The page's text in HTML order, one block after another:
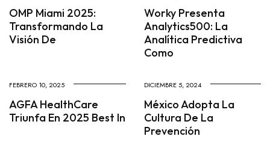
OMP Miami 2025:
Transformando La
Visión De
Worky Presenta
Analytics500: La
Analítica Predictiva
Como
FEBRERO 10, 2025
AGFA HealthCare
Triunfa En 2025 Best In
DICIEMBRE 5, 2024
México Adopta La
Cultura De La
Prevención